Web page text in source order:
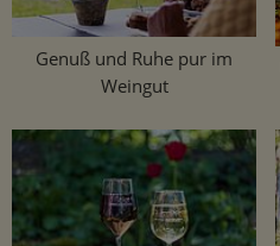
Genuß und Ruhe pur im
Weingut